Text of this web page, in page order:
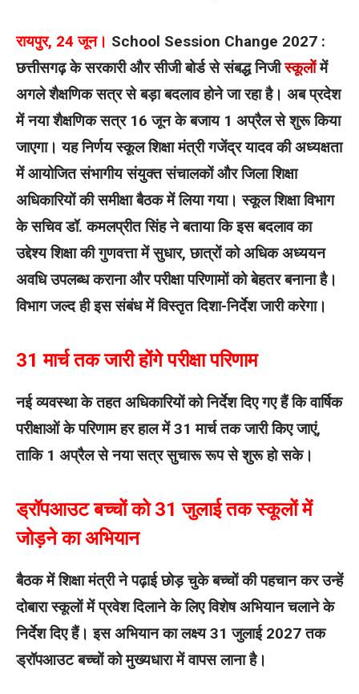
रायपुर, 24 जून। School Session Change 2027 :
छत्तीसगढ़ के सरकारी और सीजी बोर्ड से संबद्ध निजीस्कूलोंमें
अगले शैक्षणिक सत्र से बड़ा बदलाव होने जा रहा है। अब प्रदेश
में नया शैक्षणिक सत्र 16 जून के बजाय 1 अप्रैल से शुरू किया
जाएगा। यह निर्णय स्कूल शिक्षा मंत्री गजेंद्र यादव की अध्यक्षता
में आयोजित संभागीय संयुक्त संचालकों और जिला शिक्षा
अधिकारियों की समीक्षा बैठक में लिया गया। स्कूल शिक्षा विभाग
के सचिव डॉ. कमलप्रीत सिंह ने बताया कि इस बदलाव का
उद्देश्य शिक्षा की गुणवत्ता में सुधार, छात्रों को अधिक अध्ययन
अवधि उपलब्ध कराना और परीक्षा परिणामों को बेहतर बनाना है।
विभाग जल्द ही इस संबंध में विस्तृत दिशा-निर्देश जारी करेगा।
31 मार्च तक जारी होंगे परीक्षा परिणाम
नई व्यवस्था के तहत अधिकारियों को निर्देश दिए गए हैं कि वार्षिक
परीक्षाओं के परिणाम हर हाल में 31 मार्च तक जारी किए जाएं,
ताकि 1 अप्रैल से नया सत्र सुचारू रूप से शुरू हो सके।
ड्रॉपआउट बच्चों को 31 जुलाई तक स्कूलों में
जोड़ने का अभियान
बैठक में शिक्षा मंत्री ने पढ़ाई छोड़ चुके बच्चों की पहचान कर उन्हें
दोबारा स्कूलों में प्रवेश दिलाने के लिए विशेष अभियान चलाने के
निर्देश दिए हैं। इस अभियान का लक्ष्य 31 जुलाई 2027 तक
ड्रॉपआउट बच्चों को मुख्यधारा में वापस लाना है।